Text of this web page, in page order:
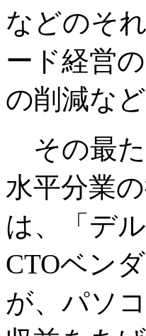
などのそ
ード経営
の削減な
その最た
水平分業
は、「デ
CTOベン
が、パソ